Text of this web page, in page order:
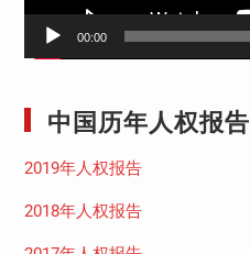
00:00
中国历年人权报告
2019年人权报告
2018年人权报告